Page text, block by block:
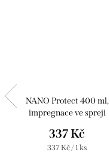
NANO Protect 400 ml,
impregnace ve spreji
337 Kč
Měrná
337 Kč / 1 ks